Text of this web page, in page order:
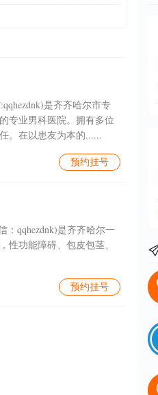
是齐齐哈尔市专
专业男科医院。拥有多位
。在以患友为本的......
预约挂号
：qqhezdnk)是齐齐哈尔一
功能障碍、包皮包茎、
预约挂号